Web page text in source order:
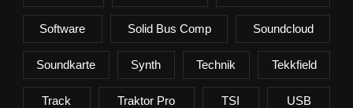
Software Solid Bus Comp Soundcloud
Soundkarte Synth Technik Tekkfield
Track Traktor Pro TSI USB